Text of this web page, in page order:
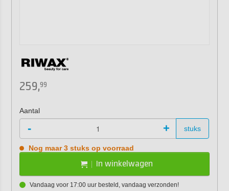
259,99
Aantal
- + stuks
Nog maar 3 stuks op voorraad
In winkelwagen
Vandaag voor 17:00 uur besteld, vandaag verzonden!